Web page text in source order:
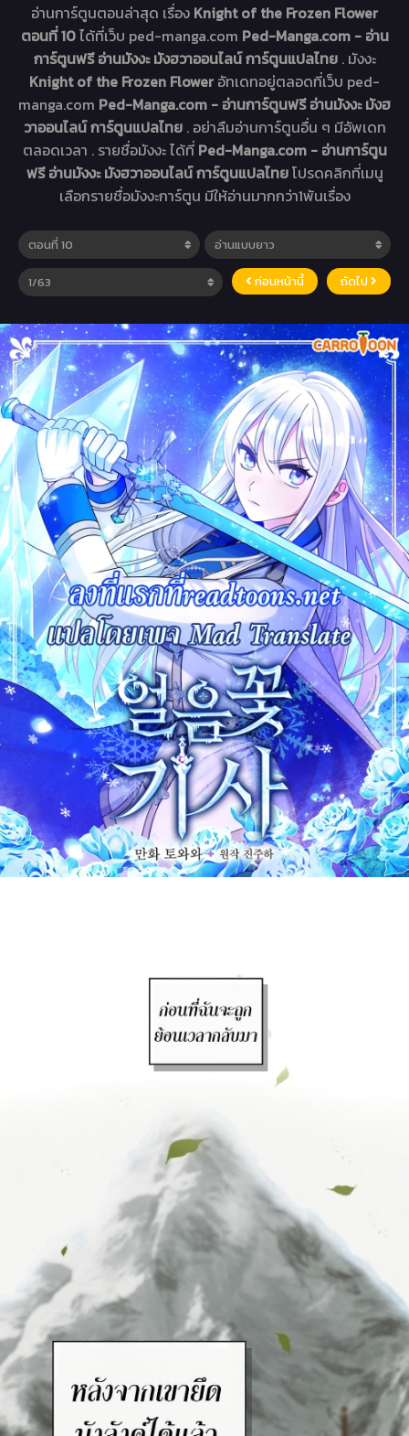
อ่านการ์ตูนตอนล่าสุด เรื่อง Knight of the Frozen Flower
ตอนที่ 10ได้ที่เว็บ ped-manga.com Ped-Manga.com - อ่าน
การ์ตูนฟรี อ่านมังงะ มังฮวาออนไลน์ การ์ตูนแปลไทย . มังงะ
Knight of the Frozen Flower อัทเดทอยู่ตลอดที่เว็บ ped-
manga.com Ped-Manga.com - อ่านการ์ตูนฟรี อ่านมังงะ มังฮ
วาออนไลน์ การ์ตูนแปลไทย . อย่าลืมอ่านการ์ตูนอื่น ๆ มีอัพเดท
ตลอดเวลา . รายชื่อมังงะ ได้ที่ Ped-Manga.com - อ่านการ์ตูน
ฟรี อ่านมังงะ มังฮวาออนไลน์ การ์ตูนแปลไทยโปรดคลิกที่เมนู
เลือกรายชื่อมังงะการ์ตูน มีให้อ่านมากกว่า1พันเรื่อง
ก่อนหน้านี้ ถัดไป